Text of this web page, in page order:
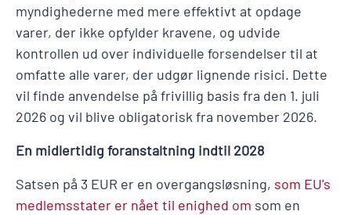
myndighederne med mere effektivt at opdage
varer, der ikke opfylder kravene, og udvide
kontrollen ud over individuelle forsendelser til at
omfatte alle varer, der udgør lignende risici. Dette
vil finde anvendelse på frivillig basis fra den 1. juli
2026 og vil blive obligatorisk fra november 2026.
En midlertidig foranstaltning indtil 2028
Satsen på 3 EUR er en overgangsløsning, som EU's
medlemsstater er nået til enighed om som en